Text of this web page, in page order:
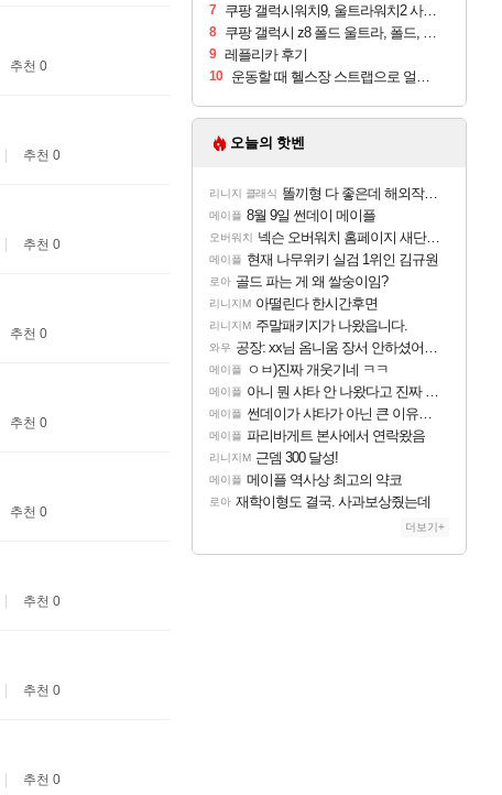
추천 0
추천 0
추천 0
추천 0
추천 0
추천 0
추천 0
추천 0
추천 0
7 쿠팡 갤럭시워치9, 울트라워치2 사전구매 혜택 받아보세요
8 쿠팡 갤럭시 z8 폴드 울트라, 폴드, 플립 사전예약
9 레플리카 후기
10 운동할 때 헬스장 스트랩으로 얼굴 만졌다가 볼 뒤집어짐
오늘의 핫벤
리니지 클래식 똘끼형 다 좋은데 해외작업장 도와주는 짓은 좀 아니지않냐?
메이플 8월 9일 썬데이 메이플
오버워치 넥슨 오버워치 홈페이지 새단장!!
메이플 현재 나무위키 실검 1위인 김규원
로아 골드 파는 게 왜 쌀숭이임?
리니지M 아떨린다 한시간후면
리니지M 주말패키지가 나왔읍니다.
와우 공장: xx님 옴니움 장서 안하셨어요?
메이플 ㅇㅂ)진짜 개웃기네 ㅋㅋ
메이플 아니 뭔 샤타 안 나왔다고 진짜 화내는 사람도 있네
메이플 썬데이가 샤타가 아닌 큰 이유는 경매장 불안정때문일듯
메이플 파리바게트 본사에서 연락왔음
리니지M 근뎀 300 달성!
메이플 메이플 역사상 최고의 약코
로아 재학이형도 결국. 사과보상줬는데
더보기+